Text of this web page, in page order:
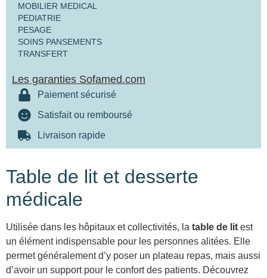
MOBILIER MEDICAL
PEDIATRIE
PESAGE
SOINS PANSEMENTS
TRANSFERT
Les garanties Sofamed.com
Paiement sécurisé
Satisfait ou remboursé
Livraison rapide
Table de lit et desserte
médicale
Utilisée dans les hôpitaux et collectivités, la table de lit est
un élément indispensable pour les personnes alitées. Elle
permet généralement d’y poser un plateau repas, mais aussi
d’avoir un support pour le confort des patients. Découvrez